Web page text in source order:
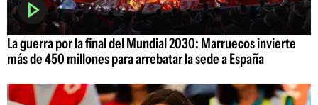
La guerra por la final del Mundial 2030: Marruecos invierte
más de 450 millones para arrebatar la sede a España